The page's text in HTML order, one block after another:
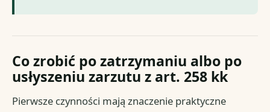
Co zrobić po zatrzymaniu albo po
usłyszeniu zarzutu z art. 258 kk
Pierwsze czynności mają znaczenie praktyczne